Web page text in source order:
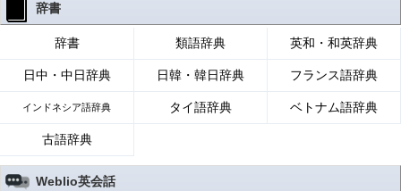
辞書
辞書 類語辞典 英和・和英辞典
日中・中日辞典 日韓・韓日辞典 フランス語辞典
インドネシア語辞典 タイ語辞典 ベトナム語辞典
古語辞典
Weblio英会話